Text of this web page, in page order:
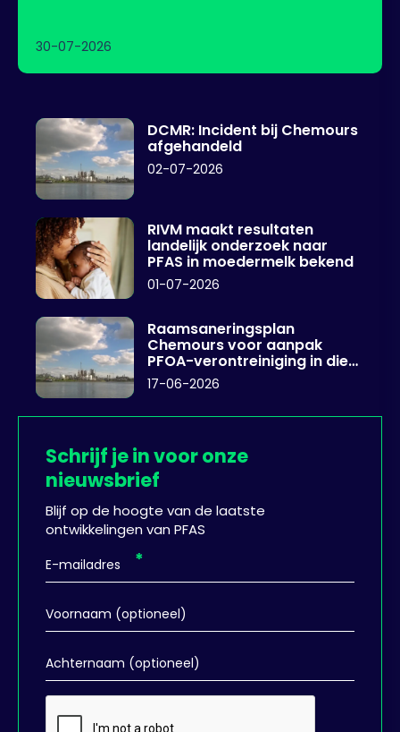
30-07-2026
DCMR: Incident bij Chemours
afgehandeld
02-07-2026
RIVM maakt resultaten
landelijk onderzoek naar
PFAS in moedermelk bekend
01-07-2026
Raamsaneringsplan
Chemours voor aanpak
PFOA-verontreiniging in diep
grondwater
17-06-2026
Schrijf je in voor onze
nieuwsbrief
Blijf op de hoogte van de laatste
ontwikkelingen van PFAS